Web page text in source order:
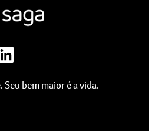
Seu bem maior é a vida.